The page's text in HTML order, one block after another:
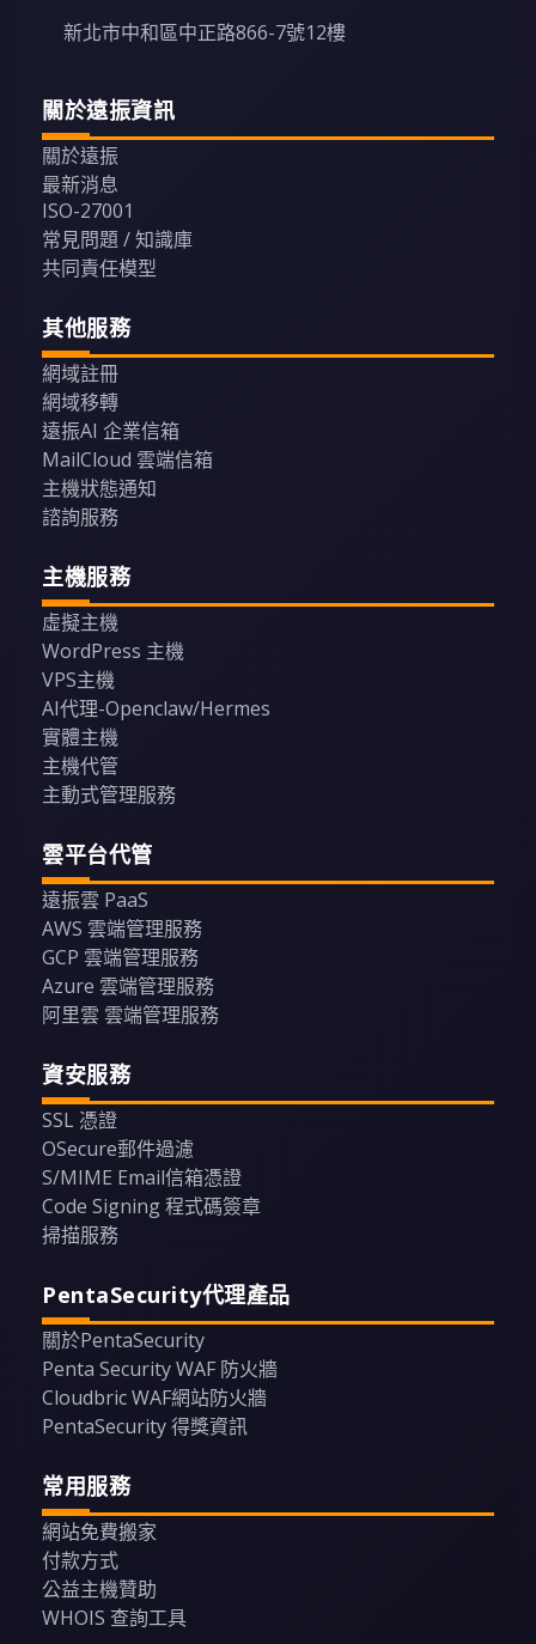
新北市中和區中正路866-7號12樓
關於遠振資訊
關於遠振
最新消息
ISO-27001
常見問題 / 知識庫
共同責任模型
其他服務
網域註冊
網域移轉
遠振AI 企業信箱
MailCloud 雲端信箱
主機狀態通知
諮詢服務
主機服務
虛擬主機
WordPress 主機
VPS主機
AI代理-Openclaw/Hermes
實體主機
主機代管
主動式管理服務
雲平台代管
遠振雲 PaaS
AWS 雲端管理服務
GCP 雲端管理服務
Azure 雲端管理服務
阿里雲 雲端管理服務
資安服務
SSL 憑證
OSecure郵件過濾
S/MIME Email信箱憑證
Code Signing 程式碼簽章
掃描服務
PentaSecurity代理產品
關於PentaSecurity
Penta Security WAF 防火牆
Cloudbric WAF網站防火牆
PentaSecurity 得獎資訊
常用服務
網站免費搬家
付款方式
公益主機贊助
WHOIS 查詢工具